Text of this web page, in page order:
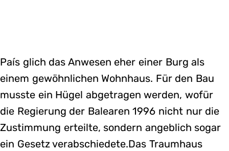
País glich das Anwesen eher einer Burg als
einem gewöhnlichen Wohnhaus. Für den Bau
musste ein Hügel abgetragen werden, wofür
die Regierung der Balearen 1996 nicht nur die
Zustimmung erteilte, sondern angeblich sogar
ein Gesetz verabschiedete.Das Traumhaus